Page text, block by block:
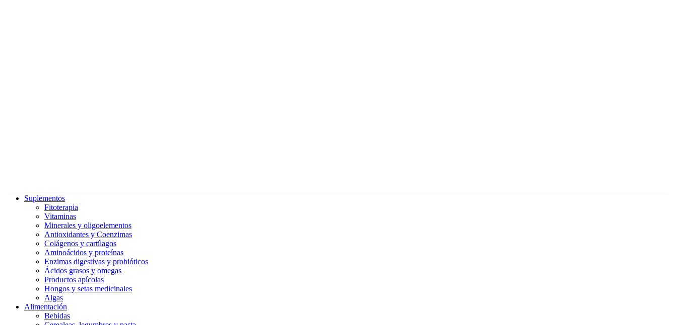
Suplementos
Fitoterapia
Vitaminas
Minerales y oligoelementos
Antioxidantes y Coenzimas
Colágenos y cartílagos
Aminoácidos y proteínas
Enzimas digestivas y probióticos
Ácidos grasos y omegas
Productos apícolas
Hongos y setas medicinales
Algas
Alimentación
Bebidas